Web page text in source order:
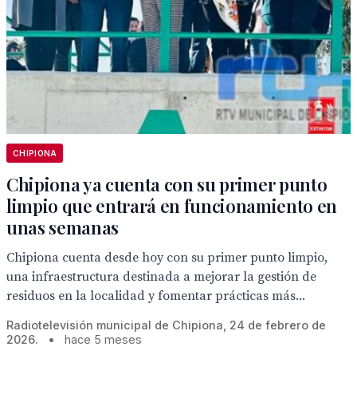
CHIPIONA
Chipiona ya cuenta con su primer punto
limpio que entrará en funcionamiento en
unas semanas
Chipiona cuenta desde hoy con su primer punto limpio,
una infraestructura destinada a mejorar la gestión de
residuos en la localidad y fomentar prácticas más...
Radiotelevisión municipal de Chipiona, 24 de febrero de
2026.
• hace 5 meses